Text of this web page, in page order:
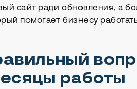
сайт ради обновления, а
помогает бизнесу
работы